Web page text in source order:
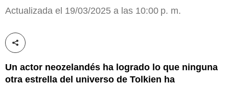
Actualizada el 19/03/2025 a las 10:00 p. m.
Compartir esta noticia
Un actor neozelandés ha logrado lo que ninguna
otra estrella del universo de Tolkien ha